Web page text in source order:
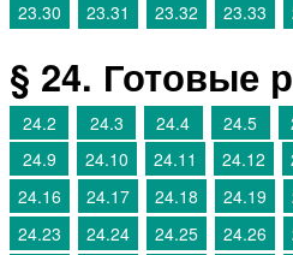
23.30
23.31 23.32 23.33
§ 24. Готовые
24.2
24.3 24.4 24.5
24.9
24.10 24.11 24.12
24.16
24.17 24.18 24.19
24.23
24.24 24.25 24.26